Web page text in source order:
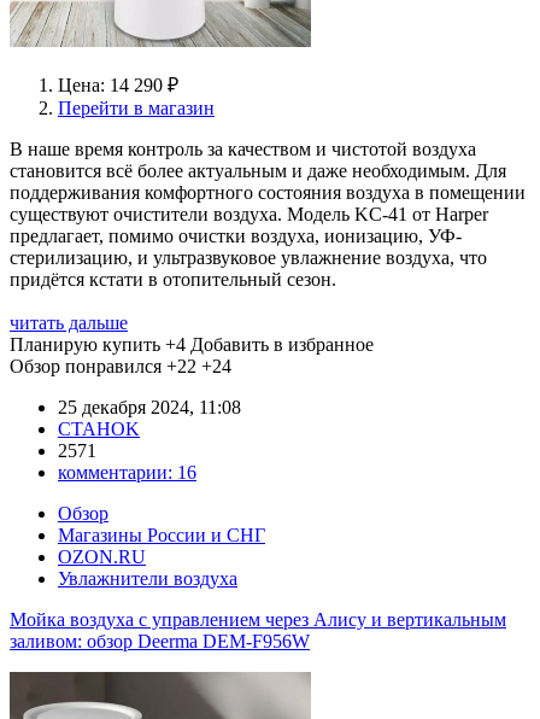
Цена: 14 290 ₽
Перейти в магазин
В наше время контроль за качеством и чистотой воздуха
становится всё более актуальным и даже необходимым. Для
поддерживания комфортного состояния воздуха в помещении
существуют очистители воздуха. Модель KC-41 от Harper
предлагает, помимо очистки воздуха, ионизацию, УФ-
стерилизацию, и ультразвуковое увлажнение воздуха, что
придётся кстати в отопительный сезон.
читать дальше
Планирую купить +4 Добавить в избранное
Обзор понравился +22 +24
25 декабря 2024, 11:08
CTAHOK
2571
комментарии: 16
Обзор
Магазины России и СНГ
OZON.RU
Увлажнители воздуха
Мойка воздуха с управлением через Алису и вертикальным
заливом: обзор Deerma DEM-F956W